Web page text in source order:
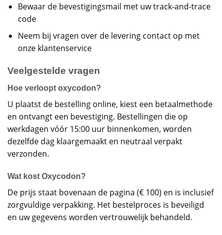
Bewaar de bevestigingsmail met uw track-and-trace
code
Neem bij vragen over de levering contact op met
onze klantenservice
Veelgestelde vragen
Hoe verloopt oxycodon?
U plaatst de bestelling online, kiest een betaalmethode
en ontvangt een bevestiging. Bestellingen die op
werkdagen vóór 15:00 uur binnenkomen, worden
dezelfde dag klaargemaakt en neutraal verpakt
verzonden.
Wat kost Oxycodon?
De prijs staat bovenaan de pagina (€ 100) en is inclusief
zorgvuldige verpakking. Het bestelproces is beveiligd
en uw gegevens worden vertrouwelijk behandeld.